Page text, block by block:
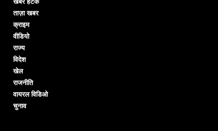
ताज़ा खबर
क्राइम
वीडियो
राज्य
विदेश
खेल
राजनीति
वायरल विडिओ
चुनाव